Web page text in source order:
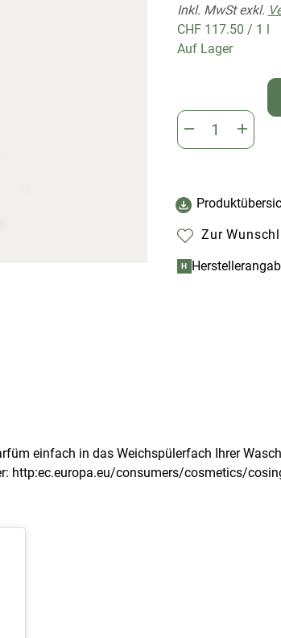
Inkl. MwSt exkl.
CHF 117.50 / 1 l
Auf Lager
Zur
H
einfach in das Weichspülerfach Ihrer
http:ec.europa.eu/consumers/cosmetics/